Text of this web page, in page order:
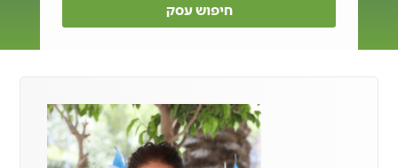
חיפוש עסק